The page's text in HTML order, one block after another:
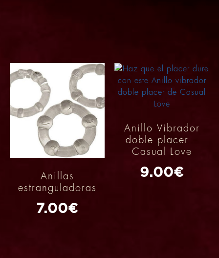
Anillas
estranguladoras
7.00€
Anillo Vibrador
doble placer –
Casual Love
9.00€